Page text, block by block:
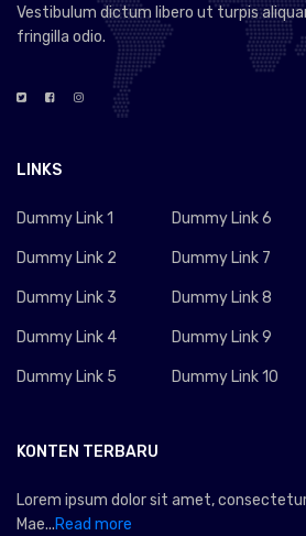
Vestibulum dictum libero ut turpis
fringilla odio.
LINKS
Dummy Link 1
Dummy Link 2
Dummy Link 3
Dummy Link 4
Dummy Link 5
Dummy Link 6
Dummy Link 7
Dummy Link 8
Dummy Link 9
Dummy Link 10
KONTEN TERBARU
Lorem ipsum dolor sit amet,
Mae...Read more